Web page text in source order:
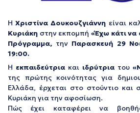
ΗΧριστίνα Δουκουζγιάννη είναι
Κυριάκη στην εκπομπή «Έχω κάτι
Πρόγραμμα, την Παρασκευή 29
19:00.
Η εκπαιδεύτρια και ιδρύτρια του
της πρώτης κοινότητας για
Ελλάδα, έρχεται στο στούντιο
Κυριάκη για την αφοσίωση.
Πώς έχει καταφέρει να